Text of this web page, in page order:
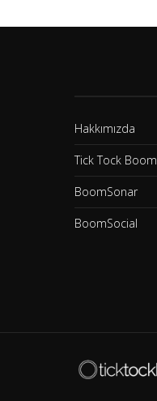
Hakkımızda
Tick Tock Boom
BoomSonar
BoomSocial